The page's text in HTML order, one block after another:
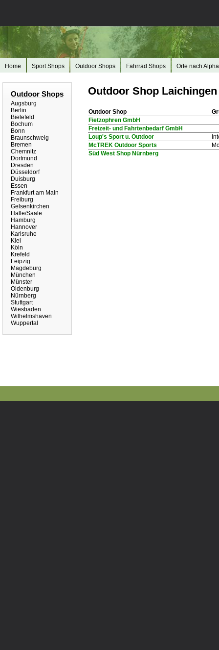
Home Sport Shops Outdoor Shops Fahrrad Shops Orte nach
Outdoor Shops
Augsburg
Berlin
Bielefeld
Bochum
Bonn
Braunschweig
Bremen
Chemnitz
Dortmund
Dresden
Düsseldorf
Duisburg
Essen
Frankfurt am Main
Freiburg
Gelsenkirchen
Halle/Saale
Hamburg
Hannover
Karlsruhe
Kiel
Köln
Krefeld
Leipzig
Magdeburg
München
Münster
Oldenburg
Nürnberg
Stuttgart
Wiesbaden
Wilhelmshaven
Wuppertal
Outdoor Shop Laichingen
Outdoor Shop
Fietzophren GmbH
Freizeit- und Fahrtenbedarf GmbH
Loup's Sport u. Outdoor
McTREK Outdoor Sports
Süd West Shop Nürnberg